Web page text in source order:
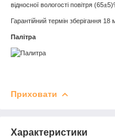
відносної вологості повітря
Гарантійний термін зберігання 18
Палітра
Приховати
Характеристики